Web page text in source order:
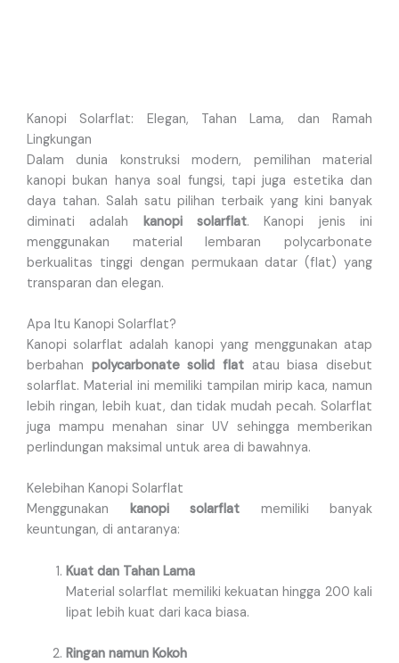
Kanopi Solarflat: Elegan, Tahan Lama, dan Ramah
Lingkungan
Dalam dunia konstruksi modern, pemilihan material
kanopi bukan hanya soal fungsi, tapi juga estetika dan
daya tahan. Salah satu pilihan terbaik yang kini banyak
diminati adalah kanopi solarflat. Kanopi jenis ini
menggunakan material lembaran polycarbonate
berkualitas tinggi dengan permukaan datar (flat) yang
transparan dan elegan.
Apa Itu Kanopi Solarflat?
Kanopi solarflat adalah kanopi yang menggunakan atap
berbahan polycarbonate solid flat atau biasa disebut
solarflat. Material ini memiliki tampilan mirip kaca, namun
lebih ringan, lebih kuat, dan tidak mudah pecah. Solarflat
juga mampu menahan sinar UV sehingga memberikan
perlindungan maksimal untuk area di bawahnya.
Kelebihan Kanopi Solarflat
Menggunakan kanopi solarflat memiliki banyak
keuntungan, di antaranya:
Kuat dan Tahan Lama
Material solarflat memiliki kekuatan hingga 200 kali
lipat lebih kuat dari kaca biasa.
Ringan namun Kokoh